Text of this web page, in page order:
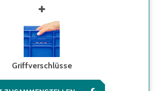
Griffverschlüsse